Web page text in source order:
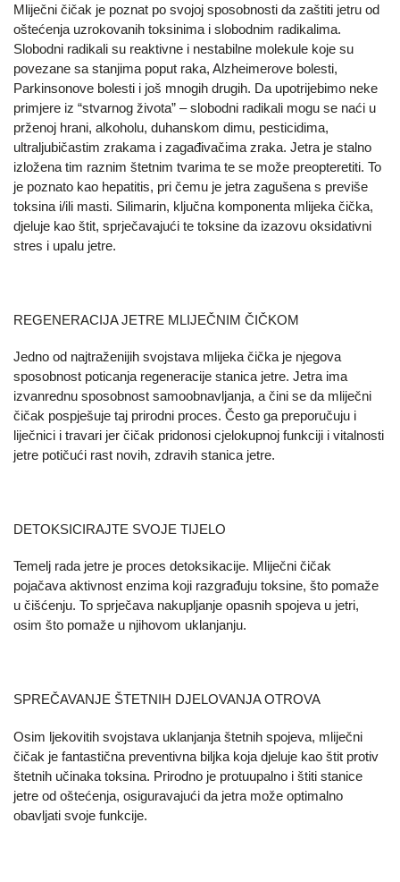
Mliječni čičak je poznat po svojoj sposobnosti da zaštiti jetru od
oštećenja uzrokovanih toksinima i slobodnim radikalima.
Slobodni radikali su reaktivne i nestabilne molekule koje su
povezane sa stanjima poput raka, Alzheimerove bolesti,
Parkinsonove bolesti i još mnogih drugih. Da upotrijebimo neke
primjere iz “stvarnog života” – slobodni radikali mogu se naći u
prženoj hrani, alkoholu, duhanskom dimu, pesticidima,
ultraljubičastim zrakama i zagađivačima zraka. Jetra je stalno
izložena tim raznim štetnim tvarima te se može preopteretiti. To
je poznato kao hepatitis, pri čemu je jetra zagušena s previše
toksina i/ili masti. Silimarin, ključna komponenta mlijeka čička,
djeluje kao štit, sprječavajući te toksine da izazovu oksidativni
stres i upalu jetre.
REGENERACIJA JETRE MLIJEČNIM ČIČKOM
Jedno od najtraženijih svojstava mlijeka čička je njegova
sposobnost poticanja regeneracije stanica jetre. Jetra ima
izvanrednu sposobnost samoobnavljanja, a čini se da mliječni
čičak pospješuje taj prirodni proces. Često ga preporučuju i
liječnici i travari jer čičak pridonosi cjelokupnoj funkciji i vitalnosti
jetre potičući rast novih, zdravih stanica jetre.
DETOKSICIRAJTE SVOJE TIJELO
Temelj rada jetre je proces detoksikacije. Mliječni čičak
pojačava aktivnost enzima koji razgrađuju toksine, što pomaže
u čišćenju. To sprječava nakupljanje opasnih spojeva u jetri,
osim što pomaže u njihovom uklanjanju.
SPREČAVANJE ŠTETNIH DJELOVANJA OTROVA
Osim ljekovitih svojstava uklanjanja štetnih spojeva, mliječni
čičak je fantastična preventivna biljka koja djeluje kao štit protiv
štetnih učinaka toksina. Prirodno je protuupalno i štiti stanice
jetre od oštećenja, osiguravajući da jetra može optimalno
obavljati svoje funkcije.